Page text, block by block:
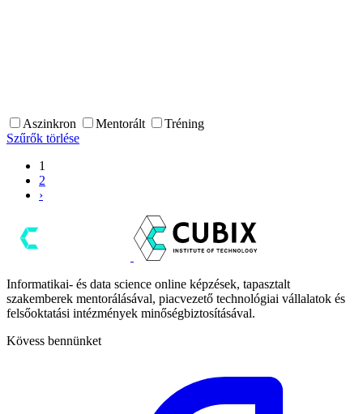
Aszinkron Mentorált
Tréning
Szűrők törlése
1
2
›
Informatikai- és data science online képzések, tapasztalt
szakemberek mentorálásával, piacvezető technológiai vállalatok és
felsőoktatási intézmények minőségbiztosításával.
Kövess bennünket